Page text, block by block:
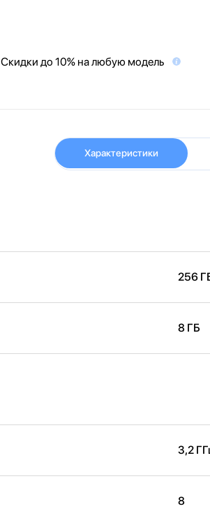
Скидки до 10% на любую модель
Характеристики
256
8 ГБ
3,2
8